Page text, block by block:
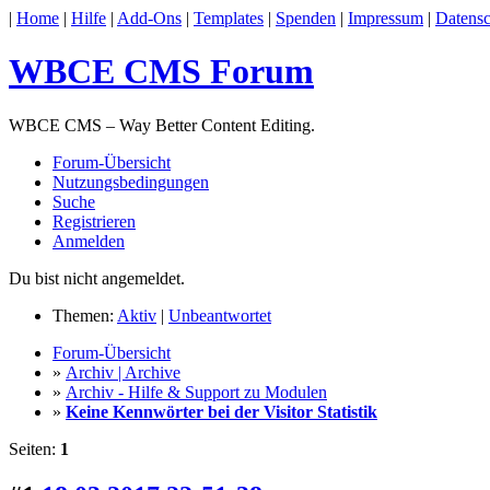
| Home | Hilfe | Add-Ons | Templates | Spenden | Impressum |
WBCE CMS Forum
WBCE CMS – Way Better Content Editing.
Forum-Übersicht
Nutzungsbedingungen
Suche
Registrieren
Anmelden
Du bist nicht angemeldet.
Themen: Aktiv | Unbeantwortet
Forum-Übersicht
» Archiv | Archive
» Archiv - Hilfe & Support zu Modulen
» Keine Kennwörter bei der Visitor Statistik
Seiten: 1